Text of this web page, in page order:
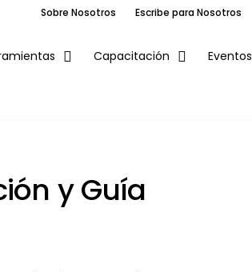
Sobre Nosotros Escribe para Nosotros
Capacitación Eventos
y Guía